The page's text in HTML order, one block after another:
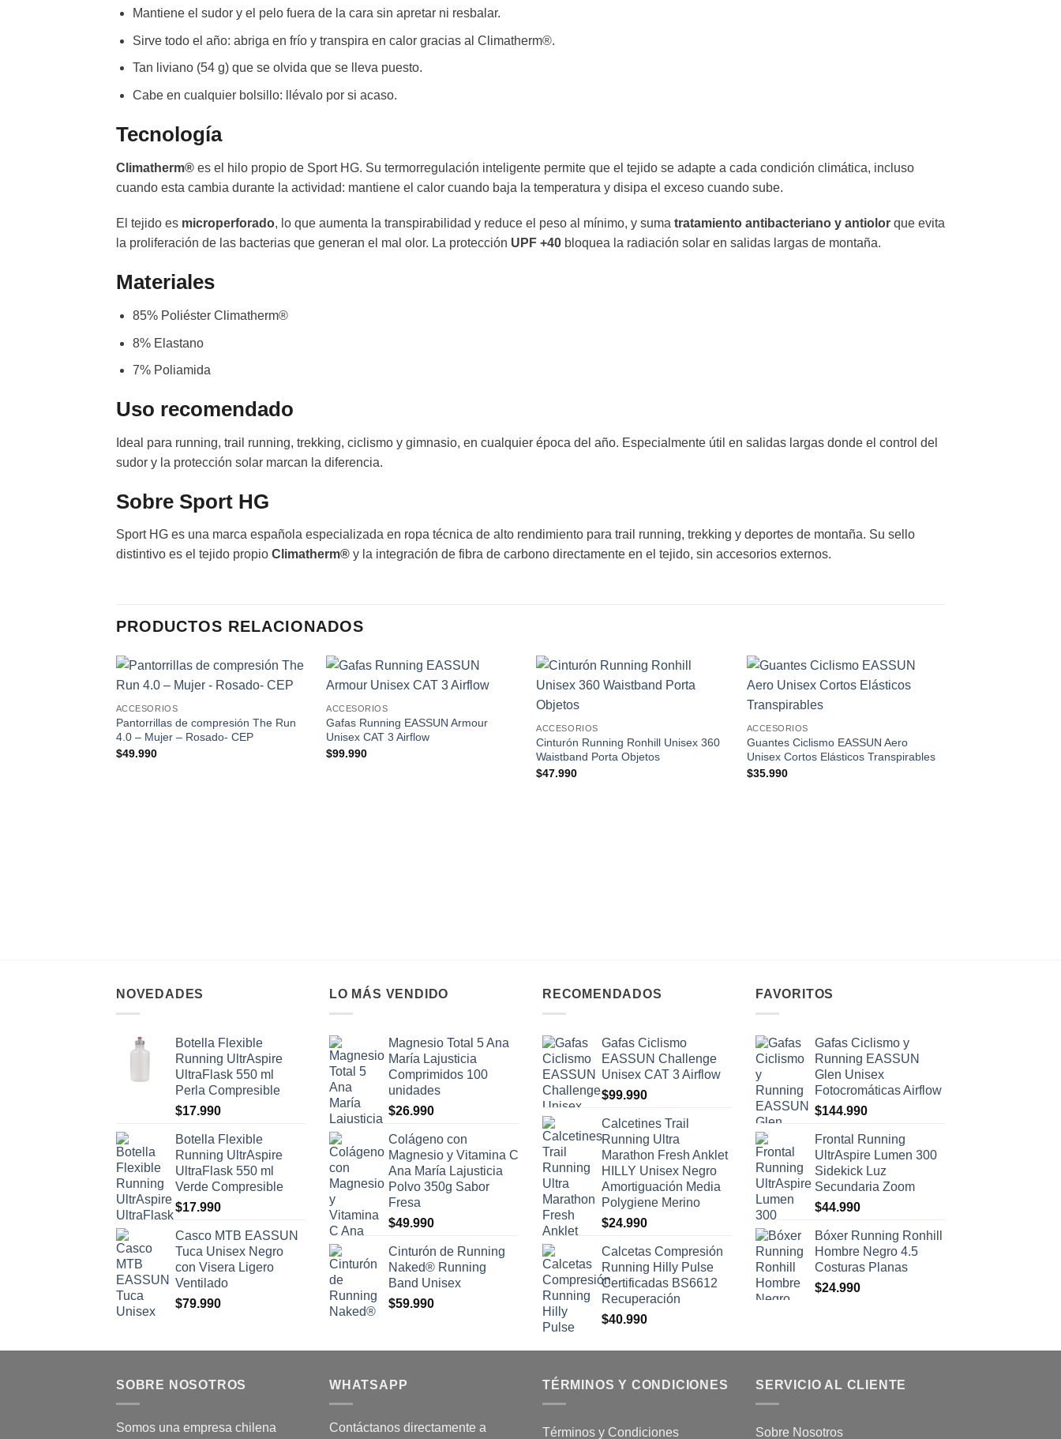
Mantiene el sudor y el pelo fuera de la cara sin apretar ni resbalar.
Sirve todo el año: abriga en frío y transpira en calor gracias al Climatherm®.
Tan liviano (54 g) que se olvida que se lleva puesto.
Cabe en cualquier bolsillo: llévalo por si acaso.
Tecnología
Climatherm® es el hilo propio de Sport HG. Su termorregulación inteligente permite que el tejido se adapte a cada condición climática, incluso
cuando esta cambia durante la actividad: mantiene el calor cuando baja la temperatura y disipa el exceso cuando sube.
El tejido es microperforado, lo que aumenta la transpirabilidad y reduce el peso al mínimo, y suma tratamiento antibacteriano y antiolor que evita
la proliferación de las bacterias que generan el mal olor. La protección UPF +40 bloquea la radiación solar en salidas largas de montaña.
Materiales
85% Poliéster Climatherm®
8% Elastano
7% Poliamida
Uso recomendado
Ideal para running, trail running, trekking, ciclismo y gimnasio, en cualquier época del año. Especialmente útil en salidas largas donde el control del
sudor y la protección solar marcan la diferencia.
Sobre Sport HG
Sport HG es una marca española especializada en ropa técnica de alto rendimiento para trail running, trekking y deportes de montaña. Su sello
distintivo es el tejido propio Climatherm® y la integración de fibra de carbono directamente en el tejido, sin accesorios externos.
PRODUCTOS RELACIONADOS
ACCESORIOS
Pantorrillas de compresión The Run
4.0 – Mujer – Rosado- CEP
$49.990
ACCESORIOS
Gafas Running EASSUN Armour
Unisex CAT 3 Airflow
$99.990
ACCESORIOS
Cinturón Running Ronhill Unisex 360
Waistband Porta Objetos
$47.990
ACCESORIOS
Guantes Ciclismo EASSUN Aero
Unisex Cortos Elásticos Transpirables
$35.990
NOVEDADES
Botella Flexible
Running UltrAspire
UltraFlask 550 ml
Perla Compresible
$17.990
Botella Flexible
Running UltrAspire
UltraFlask 550 ml
Verde Compresible
$17.990
Casco MTB EASSUN
Tuca Unisex Negro
con Visera Ligero
Ventilado
$79.990
LO MÁS VENDIDO
Magnesio Total 5 Ana
María Lajusticia
Comprimidos 100
unidades
$26.990
Colágeno con
Magnesio y Vitamina C
Ana María Lajusticia
Polvo 350g Sabor
Fresa
$49.990
Cinturón de Running
Naked® Running
Band Unisex
$59.990
RECOMENDADOS
Gafas Ciclismo
EASSUN Challenge
Unisex CAT 3 Airflow
$99.990
Calcetines Trail
Running Ultra
Marathon Fresh Anklet
HILLY Unisex Negro
Amortiguación Media
Polygiene Merino
$24.990
Calcetas Compresión
Running Hilly Pulse
Certificadas BS6612
Recuperación
$40.990
FAVORITOS
Gafas Ciclismo y
Running EASSUN
Glen Unisex
Fotocromáticas Airflow
$144.990
Frontal Running
UltrAspire Lumen 300
Sidekick Luz
Secundaria Zoom
$44.990
Bóxer Running Ronhill
Hombre Negro 4.5
Costuras Planas
$24.990
SOBRE NOSOTROS
Somos una empresa chilena
WHATSAPP
Contáctanos directamente a
TÉRMINOS Y CONDICIONES
Términos y Condiciones
SERVICIO AL CLIENTE
Sobre Nosotros